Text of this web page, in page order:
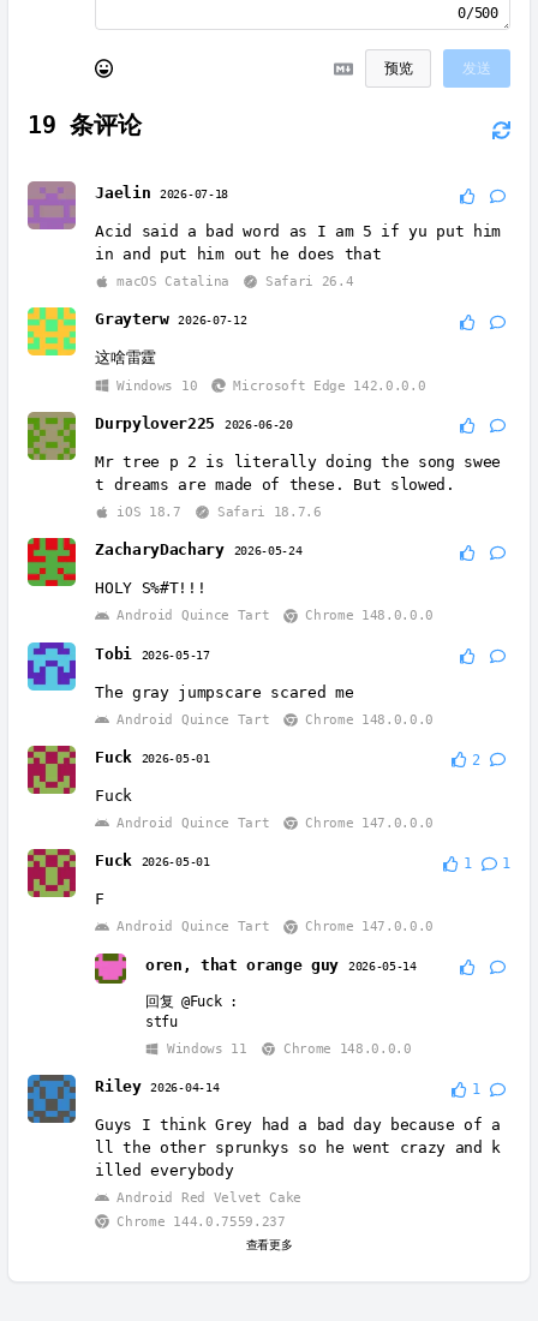
0/500
预览 发送
19 条评论
Jaelin2026-07-18
Acid said a bad word as I am 5 if yu put him
in and put him out he does that
macOS Catalina Safari 26.4
Grayterw 2026-07-12
这啥雷霆
Windows 10 Microsoft Edge 142.0.0.0
Durpylover225 2026-06-20
Mr tree p 2 is literally doing the song swee
t dreams are made of these. But slowed.
iOS 18.7 Safari 18.7.6
ZacharyDachary 2026-05-24
HOLY S%#T!!!
Android Quince Tart Chrome 148.0.0.0
Tobi 2026-05-17
The gray jumpscare scared me
Android Quince Tart Chrome 148.0.0.0
Fuck 2026-05-01 2
Fuck
Android Quince Tart Chrome 147.0.0.0
Fuck 2026-05-01 1 1
F
Android Quince Tart Chrome 147.0.0.0
oren, that orange guy 2026-05-14
回复@Fuck:
stfu
Windows 11
Chrome 148.0.0.0
Riley 2026-04-14 1
Guys I think Grey had a bad day because of a
ll the other sprunkys so he went crazy and k
illed everybody
Android Red Velvet Cake
Chrome 144.0.7559.237
查看更多